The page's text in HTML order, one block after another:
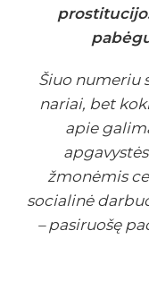
Šiuo numeriu
nariai, bet
apie
žmonėmis
socialinė
– pasiruošę